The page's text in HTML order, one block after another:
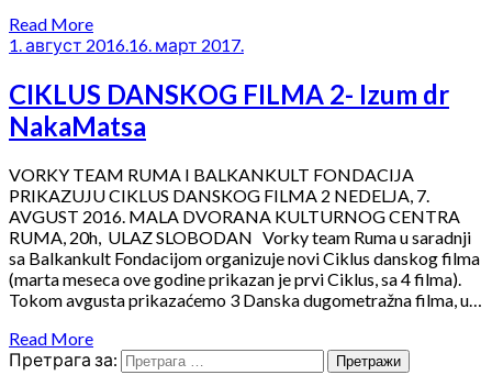
Read More
1. август 2016.16. март 2017.
CIKLUS DANSKOG FILMA 2- Izum dr
NakaMatsa
VORKY TEAM RUMA I BALKANKULT FONDACIJA
PRIKAZUJU CIKLUS DANSKOG FILMA 2 NEDELJA, 7.
AVGUST 2016. MALA DVORANA KULTURNOG CENTRA
RUMA, 20h, ULAZ SLOBODAN Vorky team Ruma u saradnji
sa Balkankult Fondacijom organizuje novi Ciklus danskog filma
(marta meseca ove godine prikazan je prvi Ciklus, sa 4 filma).
Tokom avgusta prikazaćemo 3 Danska dugometražna filma, u…
Read More
Претрага за: